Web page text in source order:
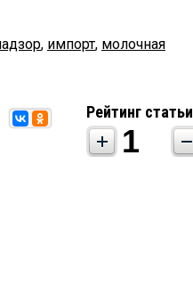
, импорт, молочная
Рейтинг статьи
1